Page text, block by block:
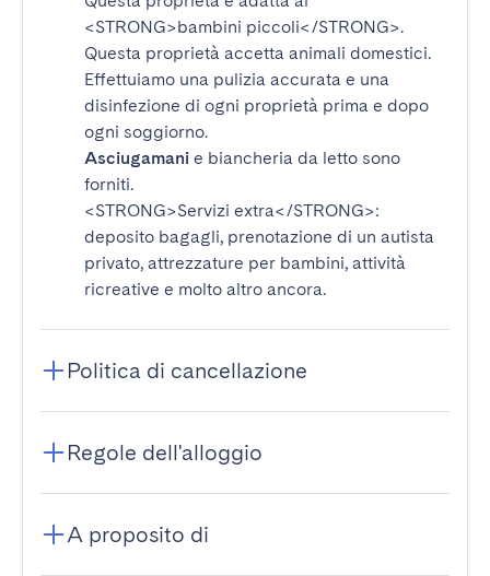
<STRONG>bambini piccoli</STRONG>.
Questa proprietà accetta animali domestici.
Effettuiamo una pulizia accurata e una
disinfezione di ogni proprietà prima e dopo
ogni soggiorno.
Asciugamani e biancheria da letto sono
forniti.
<STRONG>Servizi extra</STRONG>:
deposito bagagli, prenotazione di un autista
privato, attrezzature per bambini, attività
ricreative e molto altro ancora.
Politica di cancellazione
Regole dell'alloggio
A proposito di